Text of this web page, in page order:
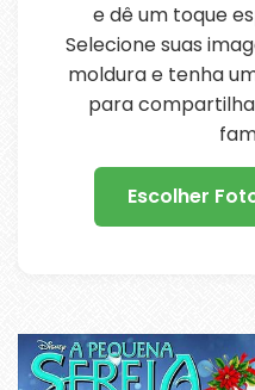
e dê um toque
Selecione suas
moldura e tenha
para
Escolher